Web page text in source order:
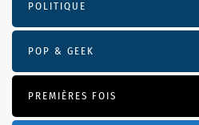
POLITIQUE
POP & GEEK
PREMIÈRES FOIS